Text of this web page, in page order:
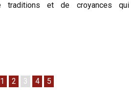
traditions et de croyances qui
1 2 3 4 5